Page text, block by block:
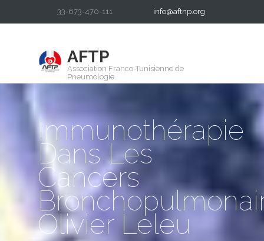
33-673-470-111 info@aftnp.org
AFTP
Association Franco-Tunisienne de
Pneumologie
Immunothérapie
Dans Les
Cancers
Olivier Leleu